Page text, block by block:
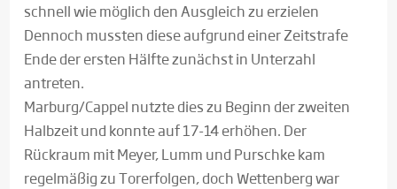
schnell wie möglich den Ausgleich zu erzielen
Dennoch mussten diese aufgrund einer Zeitstrafe
Ende der ersten Hälfte zunächst in Unterzahl
antreten.
Marburg/Cappel nutzte dies zu Beginn der zweiten
Halbzeit und konnte auf 17-14 erhöhen. Der
Rückraum mit Meyer, Lumm und Purschke kam
regelmäßig zu Torerfolgen, doch Wettenberg war